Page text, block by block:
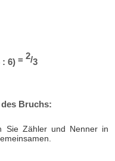
: 6) = 2/3
Bruchs:
Sie Zähler und Nenner in